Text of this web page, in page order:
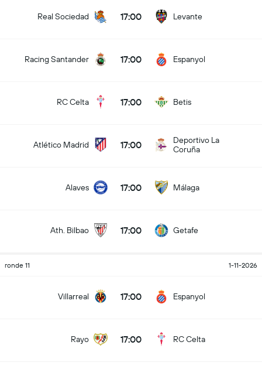
Real Sociedad 17:00 Levante
Racing Santander 17:00 Espanyol
RC Celta 17:00 Betis
Atlético Madrid 17:00
Deportivo La
Coruña
Alaves 17:00 Málaga
Ath. Bilbao 17:00 Getafe
ronde 11 1-11-2026
Villarreal 17:00 Espanyol
Rayo 17:00 RC Celta